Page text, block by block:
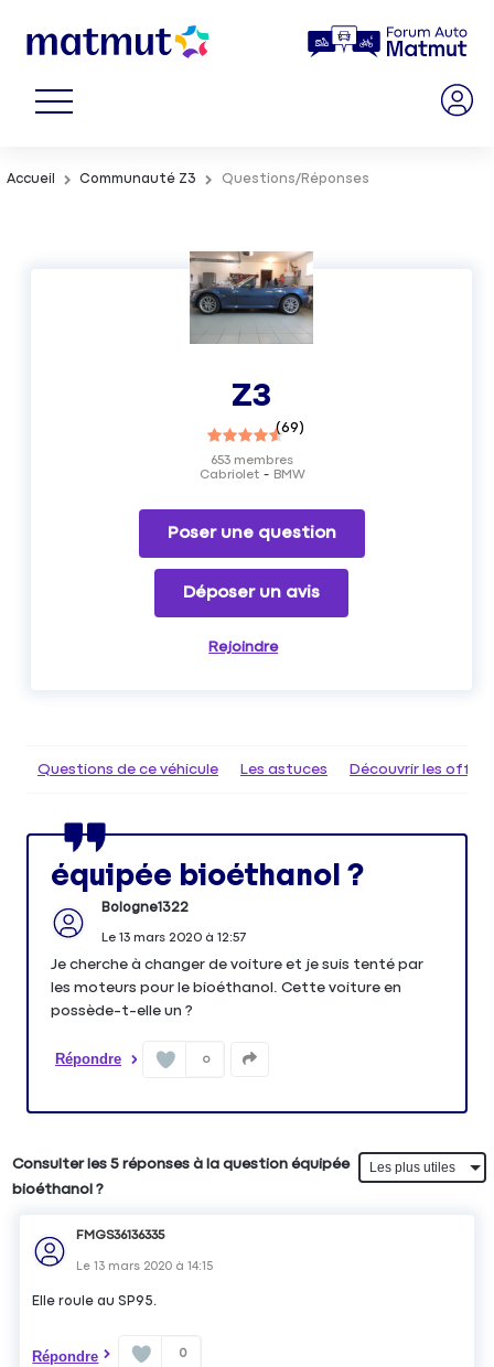
Accueil Communauté Z3 Questions/Réponses
Z3
(69)
Cabriolet BMW
653membres
Poser une question
Déposer un avis
Rejoindre
Questions de ce véhicule Les astuces Découvrir les
équipée bioéthanol ?
Bologne1322
Le 13 mars 2020à 12:57
Je cherche à changer de voiture et je suis tenté par
les moteurs pour le bioéthanol. Cette voiture en
possède-t-elle un ?
Répondre 0
Consulter les 5 réponses à la question équipée
bioéthanol ?
FMGS36136335
Le13 mars 2020 à14:15
Elle roule au SP95.
Répondre 0